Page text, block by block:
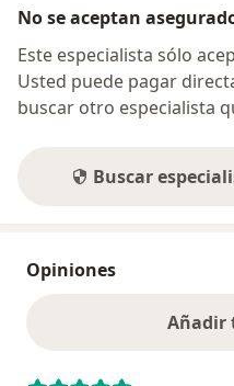
No se aceptan
Este especialista sólo
Usted puede pagar
buscar otro especialista
Buscar
Opiniones
Añadir